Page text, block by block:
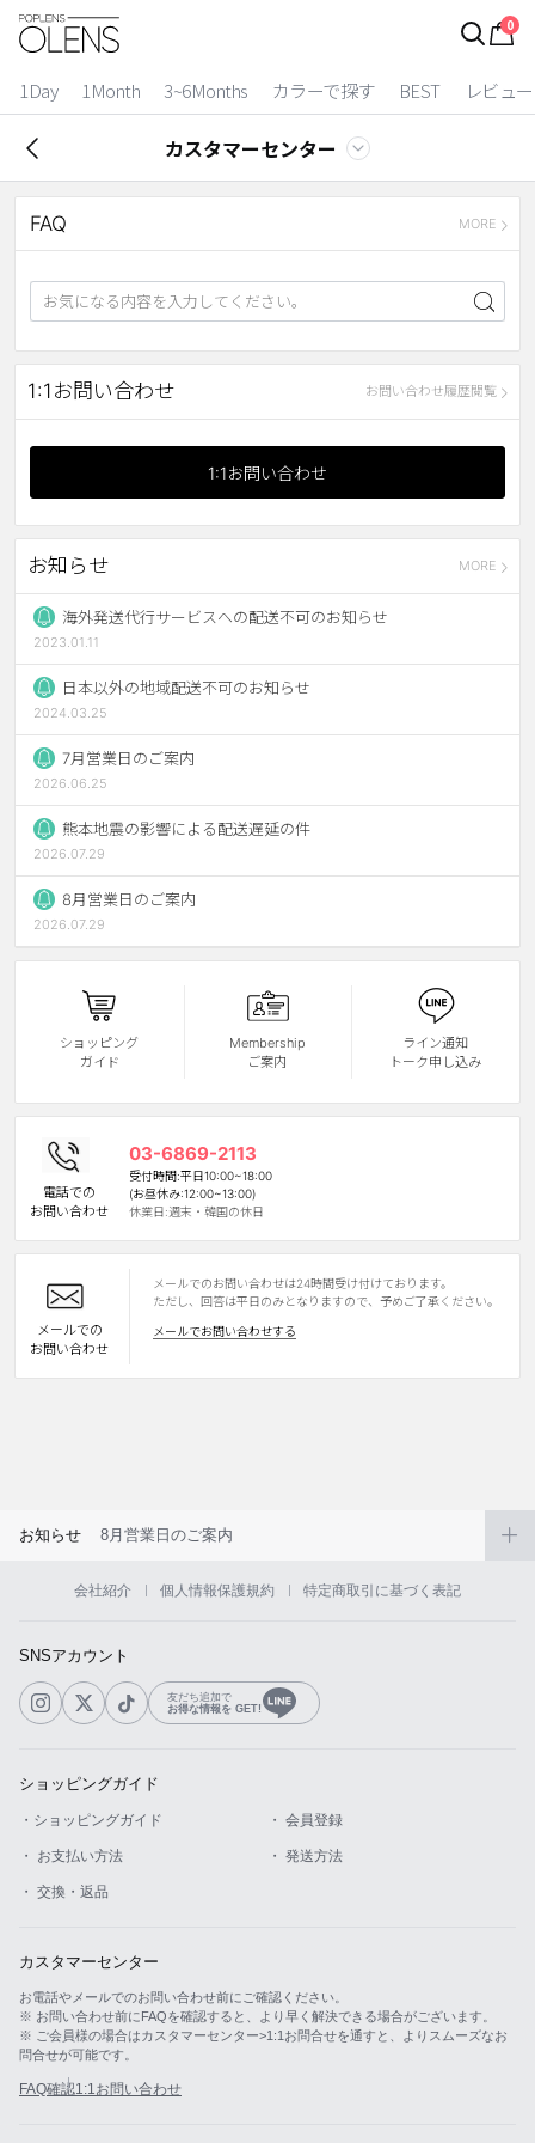
0
1Day 1Month 3~6Months カラーで探す BEST レビュー
ログイン
カラコン比較
今月限定特典
ベスト
カラコン
1 Day
カラー
ブラウン
グレー
ブラック
ヘーゼル
グリーン
ブルー
ピンク
透明
ハロウィンカラコン
ケア用品
レビュー
EYEしてる
総合掲示板
カスタマーサービス
ショッピングガイド
INSTAGRAM TWITTER LINE FACEBOOK
カスタマーセンター
FAQ MORE
1:1お問い合わせ
1:1お問い合わせ
お問い合わせ履歴閲覧
お知らせ
海外発送代行サービスへの配送不可のお知らせ
2023.01.11
日本以外の地域配送不可のお知らせ
2024.03.25
7月営業日のご案内
2026.06.25
熊本地震の影響による配送遅延の件
2026.07.29
8月営業日のご案内
2026.07.29
MORE
ショッピング
ガイド
Membership
ご案内
ライン通知
トーク申し込み
電話での
お問い合わせ
03-6869-2113
受付時間:平日10:00~18:00
(お昼休み:12:00~13:00)
休業日:週末・韓国の休日
メールでの
お問い合わせ
メールでのお問い合わせは24時間受け付けております。
ただし、回答は平日のみとなりますので、予めご了承ください。
メールでお問い合わせする
お知らせ 8月営業日のご案内
会社紹介 個人情報保護規約 特定商取引に基づく表記
SNSアカウント
友だち追加で
お得な情報を GET!
ショッピングガイド
・ショッピングガイド ・ 会員登録
・ お支払い方法 ・ 発送方法
・ 交換・返品
カスタマーセンター
お電話やメールでのお問い合わせ前にご確認ください。
※ お問い合わせ前にFAQを確認すると、より早く解決できる場合がございます。
※ ご会員様の場合はカスタマーセンター>1:1お問合せを通すと、よりスムーズなお
問合せが可能です。
FAQ確認1:1お問い合わせ